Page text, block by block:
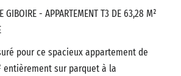
GIBOIRE - APPARTEMENT T3 DE 63,28 M²
pour ce spacieux appartement de
entièrement sur parquet à la